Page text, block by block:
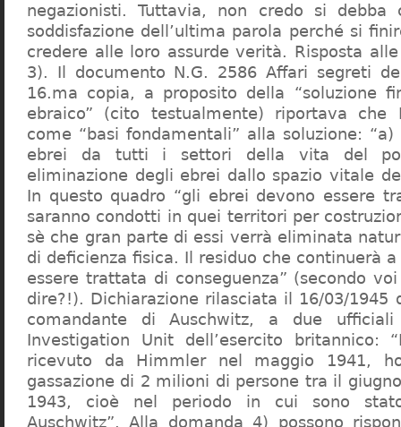
negazionisti. Tuttavia, non credo si debba
soddisfazione dell’ultima parola perché si
credere alle loro assurde verità. Risposta
3). Il documento N.G. 2586 Affari segreti
16.ma copia, a proposito della “soluzione
ebraico” (cito testualmente) riportava che
come “basi fondamentali” alla soluzione:
ebrei da tutti i settori della vita del
eliminazione degli ebrei dallo spazio vitale
In questo quadro “gli ebrei devono essere
saranno condotti in quei territori per
sè che gran parte di essi verrà eliminata
di deficienza fisica. Il residuo che continuerà
essere trattata di conseguenza” (secondo
dire?!). Dichiarazione rilasciata il 16/03/1945
comandante di Auschwitz, a due
Investigation Unit dell’esercito britannico:
ricevuto da Himmler nel maggio 1941,
gassazione di 2 milioni di persone tra il
1943, cioè nel periodo in cui sono
Auschwitz”. Alla domanda 4) possono